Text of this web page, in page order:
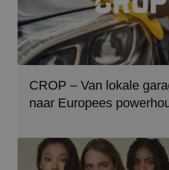
CROP – Van lokale
naar Europees
Image